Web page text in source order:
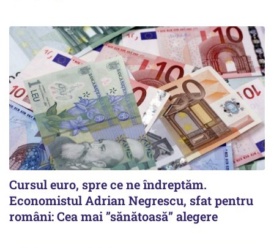
Cursul euro, spre ce ne îndreptăm.
Economistul Adrian Negrescu, sfat pentru
români: Cea mai ”sănătoasă” alegere